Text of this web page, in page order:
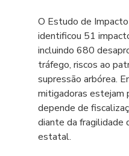
O Estudo de
identificou 51
incluindo 680
tráfego, riscos ao
supressão arbórea.
mitigadoras estejam
depende de
diante da fragilidade
estatal.